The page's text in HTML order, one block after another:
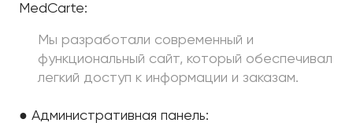
MedCarte:
Мы разработали современный и
функциональный сайт, который обеспечивал
легкий доступ к информации и заказам.
● Административная панель: